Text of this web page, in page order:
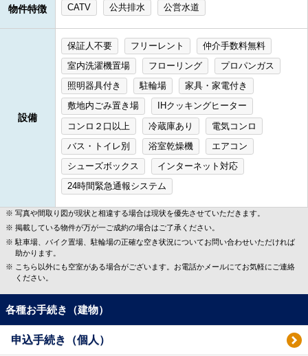
物件特徴 CATV 公共排水 公営水道
設備
保証人不要 フリーレント
仲介手数料無料
室内洗濯機置場
フローリング
プロパンガス
照明器具付き
駐輪場
家具・家電付き
敷地内ごみ置き場
IHクッキングヒーター
コンロ２口以上
冷蔵庫あり
電気コンロ
バス・トイレ別
浴室乾燥機
エアコン
シューズボックス
インターネット対応
24時間緊急通報システム
写真や間取り図が現状と相違する場合は現状を優先させていただきます。
掲載している物件が万が一ご成約の場合はご了承ください。
駐車場、バイク置場、駐輪場の正確な空き状況についてお問い合わせいただければ
助かります。
こちら以外にも空室がある場合がございます。お電話かメールにてお気軽にご連絡
ください。
各種お手続き（建物）
申込手続き（個人）